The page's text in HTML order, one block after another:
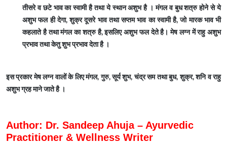
तीसरे व छटे भाव का स्वामी है तथा ये स्थान अशुभ है । मंगल व बुध शत्रु होने से ये
अशुभ फल ही देगा, शुक्र दूसरे भाव तथा सप्तम भाव का स्वामी है, जो मारक भाव भी
कहलाते है तथा मंगल का शत्रु है, इसलिए अशुभ फल देते है। मेष लग्न में राहु अशुभ
प्रभाव तथा केतु शुभ प्रभाव देता है ।
इस प्रकार मेष लग्न वालों के लिए मंगल, गुरु, सूर्य शुभ, चंद्र सम तथा बुध, शुक्र, शनि व राहु
अशुभ ग्रह माने जाते है ।
Author: Dr. Sandeep Ahuja – Ayurvedic
Practitioner & Wellness Writer